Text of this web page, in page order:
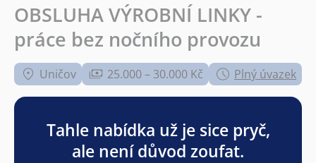
OBSLUHA VÝROBNÍ LINKY -
práce bez nočního provozu
Uničov 25.000 – 30.000 Kč Plný úvazek
Tahle nabídka už je sice pryč,
ale není důvod zoufat.